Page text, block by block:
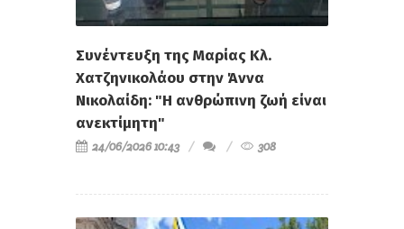
Συνέντευξη της Μαρίας Κλ.
Χατζηνικολάου στην Άννα
Νικολαίδη: "Η ανθρώπινη ζωή είναι
ανεκτίμητη"
24/06/2026 10:43 308